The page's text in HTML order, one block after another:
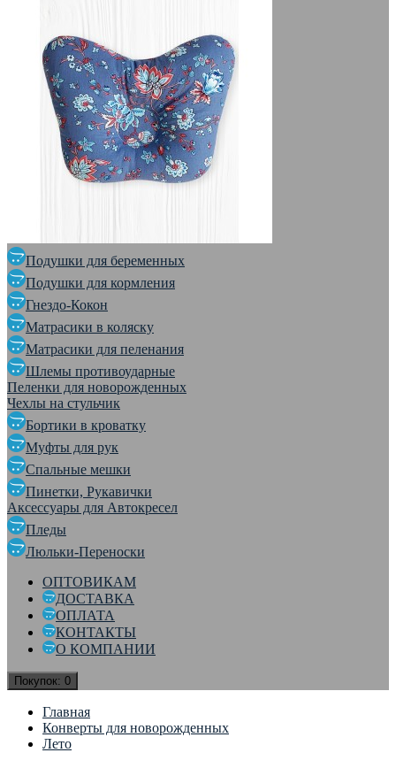
Подушки для беременных
Подушки для кормления
Гнездо-Кокон
Матрасики в коляску
Матрасики для пеленания
Шлемы противоударные
Пеленки для новорожденных
Чехлы на стульчик
Бортики в кроватку
Муфты для рук
Спальные мешки
Пинетки, Рукавички
Аксессуары для Автокресел
Пледы
Люльки-Переноски
ОПТОВИКАМ
ДОСТАВКА
ОПЛАТА
КОНТАКТЫ
О КОМПАНИИ
Покупок: 0
Главная
Конверты для новорожденных
Лето